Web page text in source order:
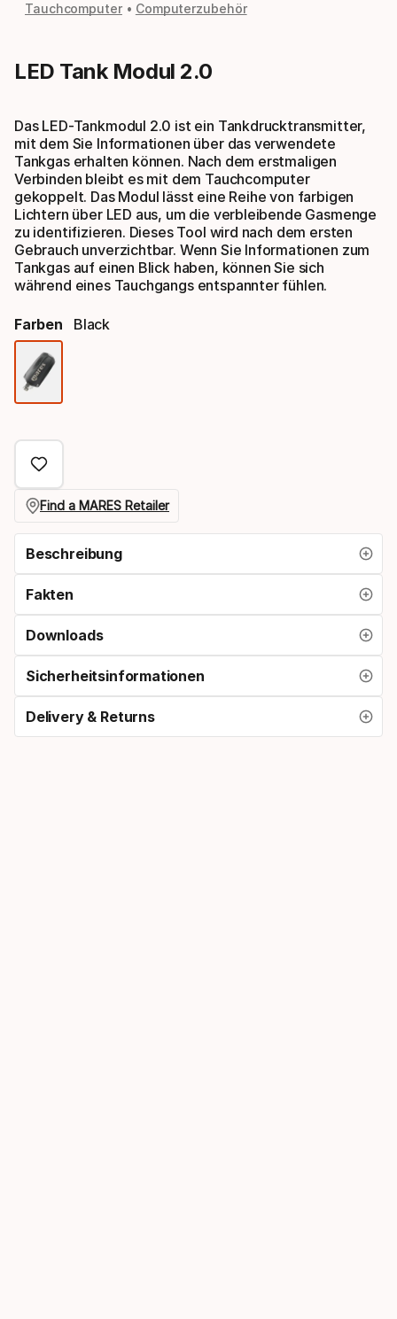
Tauchcomputer Computerzubehör
LED Tank Modul 2.0
Das LED-Tankmodul 2.0 ist ein Tankdrucktransmitter,
mit dem Sie Informationen über das verwendete
Tankgas erhalten können. Nach dem erstmaligen
Verbinden bleibt es mit dem Tauchcomputer
gekoppelt. Das Modul lässt eine Reihe von farbigen
Lichtern über LED aus, um die verbleibende Gasmenge
zu identifizieren. Dieses Tool wird nach dem ersten
Gebrauch unverzichtbar. Wenn Sie Informationen zum
Tankgas auf einen Blick haben, können Sie sich
während eines Tauchgangs entspannter fühlen.
Farben Black
Find a MARES Retailer
Beschreibung
Fakten
Downloads
Sicherheitsinformationen
Delivery & Returns